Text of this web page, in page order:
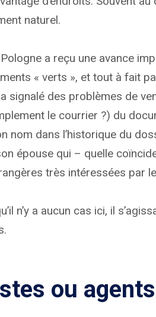
naturel.
a reçu une avance
« verts », et tout à fait
signalé des problèmes de
le courrier ?) du
nom dans l’historique du
épouse qui – quelle
très intéressées par
n’y a aucun cas ici, il
ou